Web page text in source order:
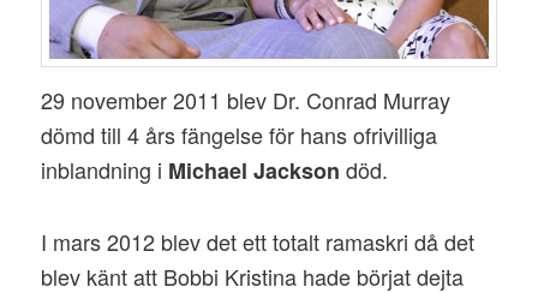
29 november 2011 blev Dr. Conrad Murray
dömd till 4 års fängelse för hans ofrivilliga
inblandning i Michael Jackson död.
I mars 2012 blev det ett totalt ramaskri då det
blev känt att Bobbi Kristina hade börjat dejta